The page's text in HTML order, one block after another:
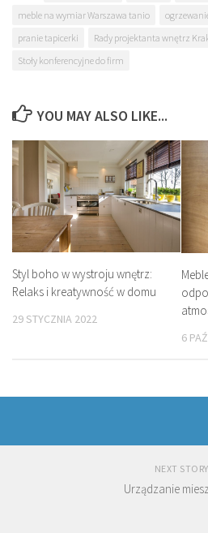
meble na wymiar Warszawa tanio
pranie tapicerki
Rady projektanta wnętrz
Stoły konferencyjne do firm
YOU MAY ALSO LIKE...
Styl boho w wystroju wnętrz:
Relaks i kreatywność w domu
29 STYCZNIA 2022
6
NEXT STORY
Urządzanie